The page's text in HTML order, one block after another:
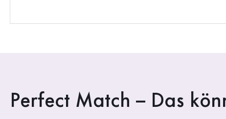
Perfect Match – Das